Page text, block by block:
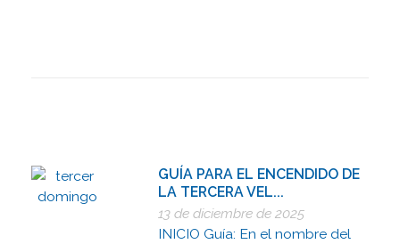
GUÍA PARA EL ENCENDIDO DE
LA TERCERA VEL...
13 de diciembre de 2025
INICIO Guía: En el nombre del